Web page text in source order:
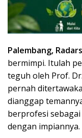
Palembang,
bermimpi. Itulah
teguh oleh Prof.
pernah
dianggap
berprofesi
dengan impiannya.